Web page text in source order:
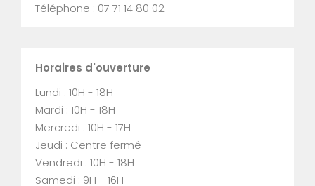
Téléphone : 07 71 14 80 02
Horaires d'ouverture
Lundi : 10H - 18H
Mardi : 10H - 18H
Mercredi : 10H - 17H
Jeudi : Centre fermé
Vendredi : 10H - 18H
Samedi : 9H - 16H